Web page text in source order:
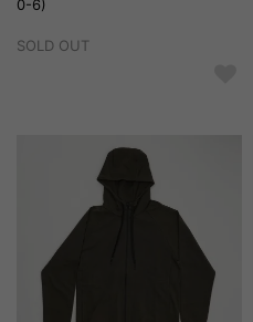
0-6)
SOLD OUT